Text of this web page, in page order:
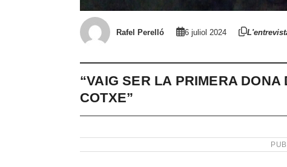
Rafel Perelló 6 juliol 2024
“VAIG SER LA PRIMERA
COTXE”